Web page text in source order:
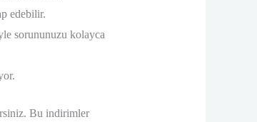
edebilir.
sorununuzu kolayca
Bu indirimler